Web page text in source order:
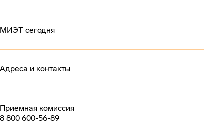
МИЭТ сегодня
Адреса и контакты
Приемная комиссия
8 800 600-56-89